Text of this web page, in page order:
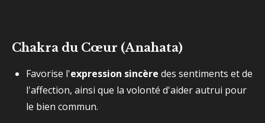
Chakra du Cœur (Anahata)
Favorise l'expression sincère des sentiments et de
l'affection, ainsi que la volonté d'aider autrui pour
le bien commun.